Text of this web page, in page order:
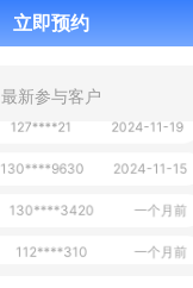
立即预约
最新参与客户
112****290